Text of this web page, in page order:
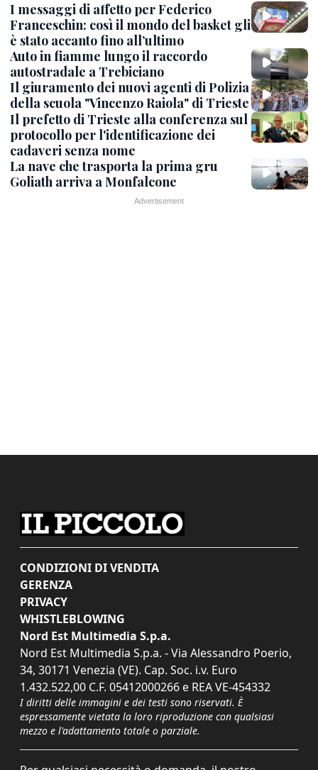
I messaggi di affetto per Federico
Franceschin: così il mondo del basket gli
è stato accanto fino all’ultimo
Auto in fiamme lungo il raccordo
autostradale a Trebiciano
Il giuramento dei nuovi agenti di Polizia
della scuola "Vincenzo Raiola" di Trieste
Il prefetto di Trieste alla conferenza sul
protocollo per l'identificazione dei
cadaveri senza nome
La nave che trasporta la prima gru
Goliath arriva a Monfalcone
CONDIZIONI DI VENDITA
GERENZA
PRIVACY
WHISTLEBLOWING
Nord Est Multimedia S.p.a.
Nord Est Multimedia S.p.a. - Via Alessandro Poerio,
34, 30171 Venezia (VE). Cap. Soc. i.v. Euro
1.432.522,00 C.F. 05412000266 e REA VE-454332
I diritti delle immagini e dei testi sono riservati. È
espressamente vietata la loro riproduzione con qualsiasi
mezzo e l'adattamento totale o parziale.